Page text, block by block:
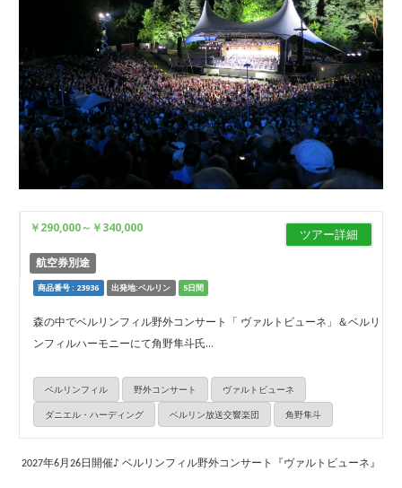
ツアー詳細
￥290,000～ ￥340,000
航空券別途
商品番号 : 23936 出発地:ベルリン 5日間
森の中でベルリンフィル野外コンサート「 ヴァルトビューネ」＆ベルリ
ンフィルハーモニーにて角野隼斗氏...
ベルリンフィル 野外コンサート
ヴァルトビューネ
ダニエル・ハーディング
ベルリン放送交響楽団 角野隼斗
2027年6月26日開催♪ ベルリンフィル野外コンサート『ヴァルトビューネ』